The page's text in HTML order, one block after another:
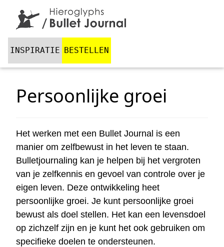
BESTELLEN
INSPIRATIE
Persoonlijke groei
Het werken met een Bullet Journal is een
manier om zelfbewust in het leven te staan.
Bulletjournaling kan je helpen bij het vergroten
van je zelfkennis en gevoel van controle over je
eigen leven. Deze ontwikkeling heet
persoonlijke groei. Je kunt persoonlijke groei
bewust als doel stellen. Het kan een levensdoel
op zichzelf zijn en je kunt het ook gebruiken om
specifieke doelen te ondersteunen.